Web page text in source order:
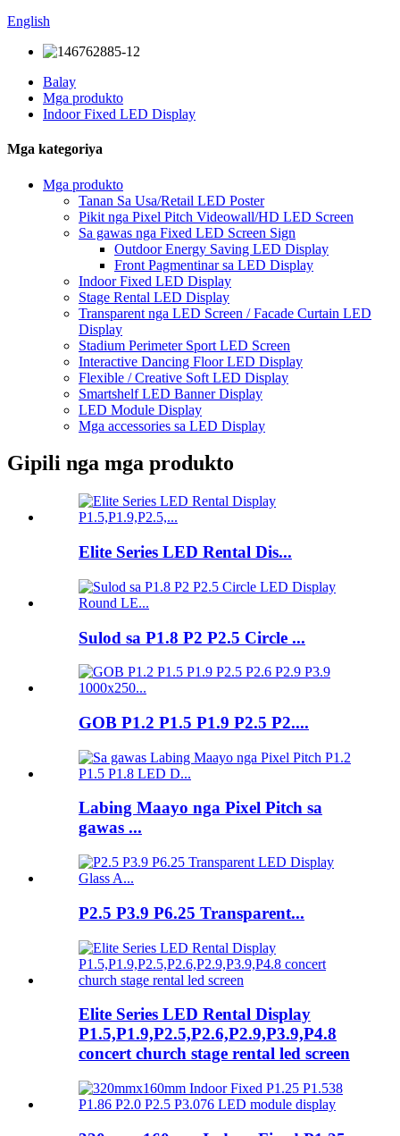
English
Balay
Mga produkto
Indoor Fixed LED Display
Mga kategoriya
Mga produkto
Tanan Sa Usa/Retail LED Poster
Pikit nga Pixel Pitch Videowall/HD LED Screen
Sa gawas nga Fixed LED Screen Sign
Outdoor Energy Saving LED Display
Front Pagmentinar sa LED Display
Indoor Fixed LED Display
Stage Rental LED Display
Transparent nga LED Screen / Facade Curtain LED
Display
Stadium Perimeter Sport LED Screen
Interactive Dancing Floor LED Display
Flexible / Creative Soft LED Display
Smartshelf LED Banner Display
LED Module Display
Mga accessories sa LED Display
Gipili nga mga produkto
Elite Series LED Rental Dis...
Sulod sa P1.8 P2 P2.5 Circle ...
GOB P1.2 P1.5 P1.9 P2.5 P2....
Labing Maayo nga Pixel Pitch sa
gawas ...
P2.5 P3.9 P6.25 Transparent...
Elite Series LED Rental Display
P1.5,P1.9,P2.5,P2.6,P2.9,P3.9,P4.8
concert church stage rental led screen